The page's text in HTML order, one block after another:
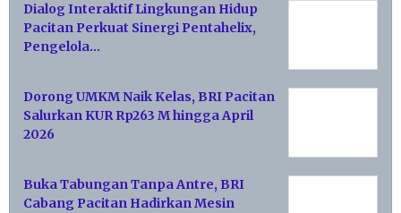
Dialog Interaktif Lingkungan Hidup
Pacitan Perkuat Sinergi Pentahelix,
Pengelola…
Dorong UMKM Naik Kelas, BRI Pacitan
Salurkan KUR Rp263 M hingga April
2026
Buka Tabungan Tanpa Antre, BRI
Cabang Pacitan Hadirkan Mesin